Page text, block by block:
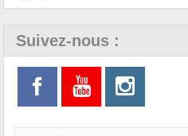
Suivez-nous :